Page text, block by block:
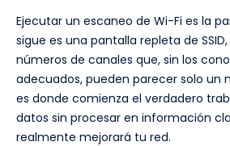
Ejecutar un escaneo de Wi-Fi es la
sigue es una pantalla repleta de
números de canales que, sin los
adecuados, pueden parecer solo un
es donde comienza el verdadero
datos sin procesar en información
realmente mejorará tu red.